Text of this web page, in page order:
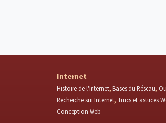
Internet
Histoire de l'Internet Bases du Réseau
Recherche sur Internet Trucs et astuces
Conception Web